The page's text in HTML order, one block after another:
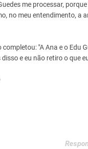
me processar,
no meu entendimento, a
completou: "A Ana e o Edu
e eu não retiro o que